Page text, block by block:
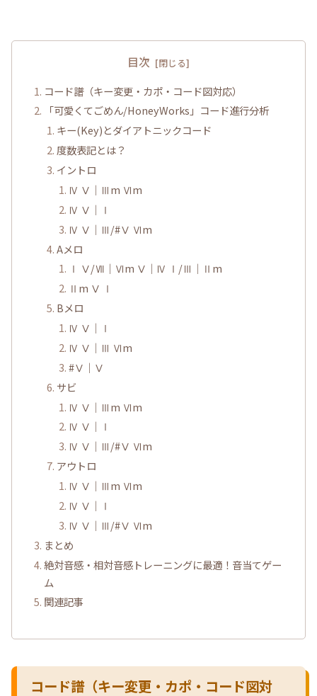
目次
コード譜（キー変更・カポ・コード図対応）
「可愛くてごめん/HoneyWorks」コード進行分析
キー(Key)とダイアトニックコード
度数表記とは？
イントロ
Ⅳ Ⅴ｜Ⅲm Ⅵm
Ⅳ Ⅴ｜Ⅰ
Ⅳ Ⅴ｜Ⅲ/#Ⅴ Ⅵm
Aメロ
Ⅰ Ⅴ/Ⅶ｜Ⅵm Ⅴ｜Ⅳ Ⅰ/Ⅲ｜Ⅱm
Ⅱm Ⅴ Ⅰ
Bメロ
Ⅳ Ⅴ｜Ⅰ
Ⅳ Ⅴ｜Ⅲ Ⅵm
#Ⅴ｜Ⅴ
サビ
Ⅳ Ⅴ｜Ⅲm Ⅵm
Ⅳ Ⅴ｜Ⅰ
Ⅳ Ⅴ｜Ⅲ/#Ⅴ Ⅵm
アウトロ
Ⅳ Ⅴ｜Ⅲm Ⅵm
Ⅳ Ⅴ｜Ⅰ
Ⅳ Ⅴ｜Ⅲ/#Ⅴ Ⅵm
まとめ
絶対音感・相対音感トレーニングに最適！音当てゲー
ム
関連記事
コード譜（キー変更・カポ・コード図対